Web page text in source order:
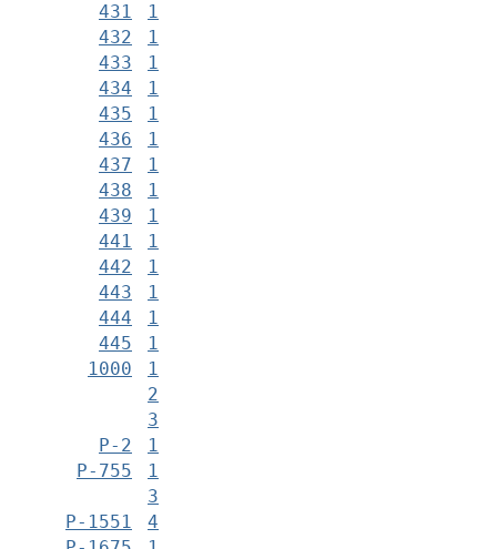
431
1
432
1
433
1
434
1
435
1
436
1
437
1
438
1
439
1
441
1
442
1
443
1
444
1
445
1
1000
1
2
3
Р-2
1
Р-755
1
3
Р-1551
4